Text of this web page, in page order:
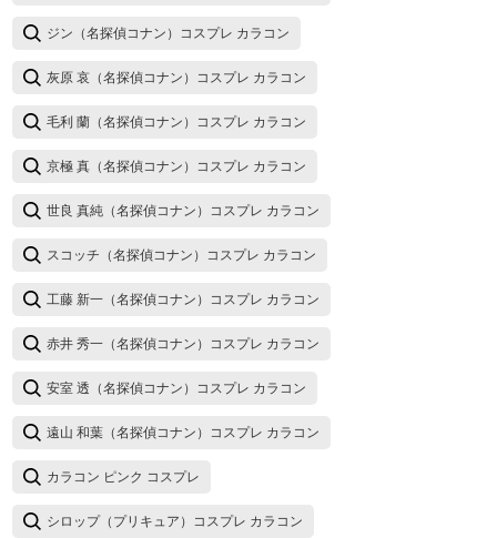
ジン（名探偵コナン）コスプレ カラコン
灰原 哀（名探偵コナン）コスプレ カラコン
毛利 蘭（名探偵コナン）コスプレ カラコン
京極 真（名探偵コナン）コスプレ カラコン
世良 真純（名探偵コナン）コスプレ カラコン
スコッチ（名探偵コナン）コスプレ カラコン
工藤 新一（名探偵コナン）コスプレ カラコン
赤井 秀一（名探偵コナン）コスプレ カラコン
安室 透（名探偵コナン）コスプレ カラコン
遠山 和葉（名探偵コナン）コスプレ カラコン
カラコン ピンク コスプレ
シロップ（プリキュア）コスプレ カラコン